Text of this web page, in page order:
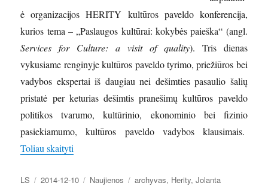
ė organizacijos HERITY kultūros paveldo konferencija,
kurios tema – „Paslaugos kultūrai: kokybės paieška“ (angl.
Services for Culture: a visit of quality). Tris dienas
vykusiame renginyje kultūros paveldo tyrimo, priežiūros bei
vadybos ekspertai iš daugiau nei dešimties pasaulio šalių
pristatė per keturias dešimtis pranešimų kultūros paveldo
politikos tvarumo, kultūrinio, ekonominio bei fizinio
pasiekiamumo, kultūros paveldo vadybos klausimais.
Toliau skaityti
Autorius
LS Paskelbta
2014-12-10 Kategorijos
Naujienos Žymos
archyvas, Herity,Jolanta